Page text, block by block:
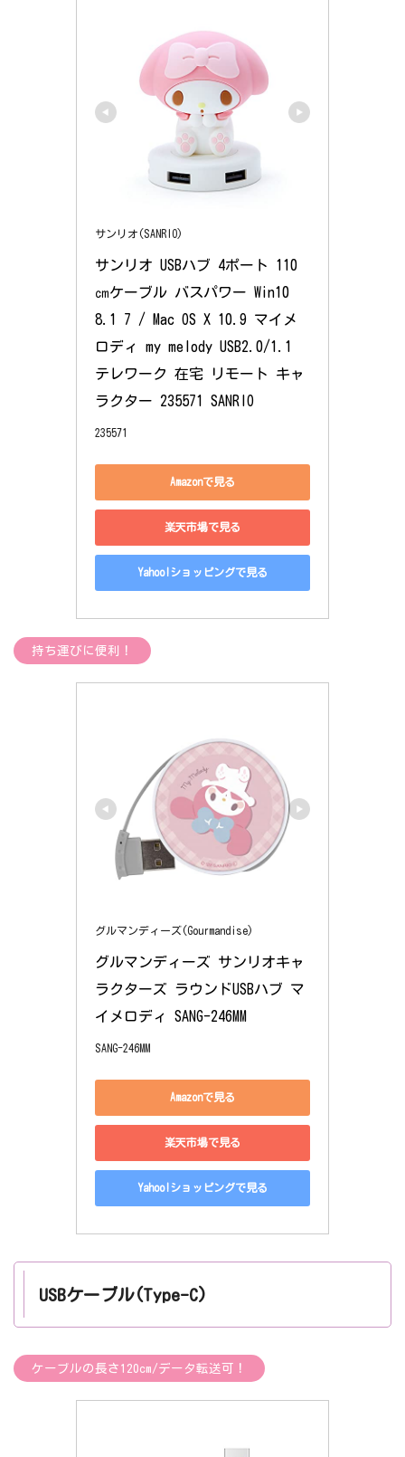
サンリオ(SANRIO)
サンリオ USBハブ 4ポート 110
㎝ケーブル バスパワー Win10
8.1 7 / Mac OS X 10.9 マイメ
ロディ my melody USB2.0/1.1
テレワーク 在宅 リモート キャ
ラクター 235571 SANRIO
235571
Amazonで見る
楽天市場で見る
Yahoo!ショッピングで見る
持ち運びに便利！
グルマンディーズ(Gourmandise)
グルマンディーズ サンリオキャ
ラクターズ ラウンドUSBハブ マ
イメロディ SANG-246MM
SANG-246MM
Amazonで見る
楽天市場で見る
Yahoo!ショッピングで見る
USBケーブル(Type-C)
ケーブルの長さ120cm/データ転送可！